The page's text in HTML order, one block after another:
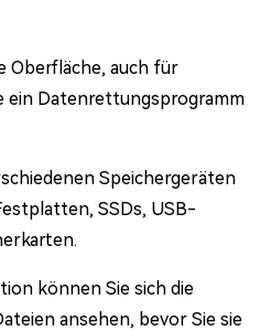
Oberfläche, auch für
ein Datenrettungsprogramm
Speichergeräten
SSDs, USB-
können Sie sich die
ansehen, bevor Sie sie